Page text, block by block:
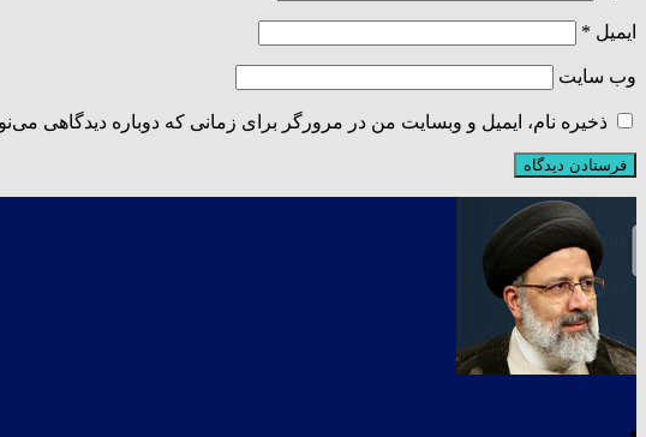
ایمیل *
وب‌ سایت
ذخیره نام، ایمیل و وبسایت من در مرورگر برای زمانی که دوباره دیدگاهی